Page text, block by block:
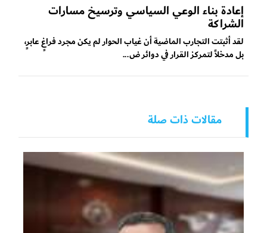
إعادة بناء الوعي السياسي وترسيخ مسارات
الشراكة
لقد أثبتت التجارب الماضية أن غياب الحوار لم يكن مجرد فراغٍ عابرٍ،
بل مدخلاً لتمركز القرار في دوائر ض...
مقالات ذات صلة